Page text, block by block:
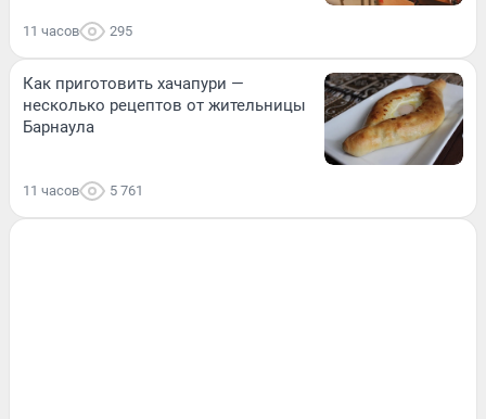
11 часов 295
Как приготовить хачапури —
несколько рецептов от жительницы
Барнаула
11 часов 5 761